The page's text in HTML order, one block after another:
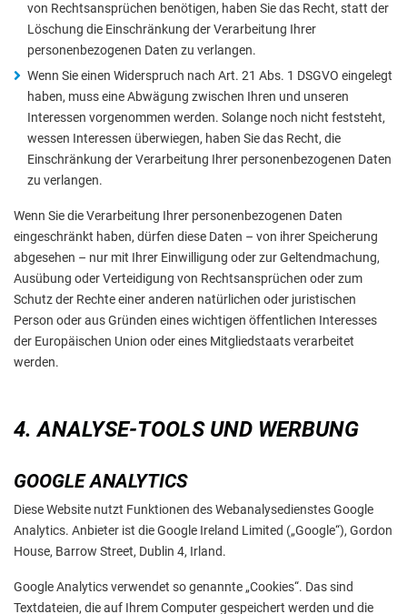
von Rechtsansprüchen benötigen, haben Sie das Recht, statt der
Löschung die Einschränkung der Verarbeitung Ihrer
personenbezogenen Daten zu verlangen.
Wenn Sie einen Widerspruch nach Art. 21 Abs. 1 DSGVO eingelegt
haben, muss eine Abwägung zwischen Ihren und unseren
Interessen vorgenommen werden. Solange noch nicht feststeht,
wessen Interessen überwiegen, haben Sie das Recht, die
Einschränkung der Verarbeitung Ihrer personenbezogenen Daten
zu verlangen.
Wenn Sie die Verarbeitung Ihrer personenbezogenen Daten
eingeschränkt haben, dürfen diese Daten – von ihrer Speicherung
abgesehen – nur mit Ihrer Einwilligung oder zur Geltendmachung,
Ausübung oder Verteidigung von Rechtsansprüchen oder zum
Schutz der Rechte einer anderen natürlichen oder juristischen
Person oder aus Gründen eines wichtigen öffentlichen Interesses
der Europäischen Union oder eines Mitgliedstaats verarbeitet
werden.
4. ANALYSE-TOOLS UND WERBUNG
GOOGLE ANALYTICS
Diese Website nutzt Funktionen des Webanalysedienstes Google
Analytics. Anbieter ist die Google Ireland Limited („Google“), Gordon
House, Barrow Street, Dublin 4, Irland.
Google Analytics verwendet so genannte „Cookies“. Das sind
Textdateien, die auf Ihrem Computer gespeichert werden und die